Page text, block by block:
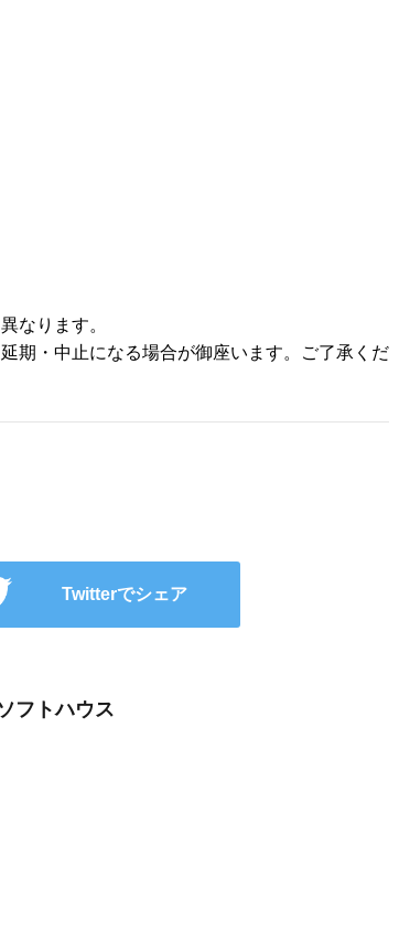
なります。
期・中止になる場合が御座います。ご了承くだ
Twitterでシェア
フトハウス